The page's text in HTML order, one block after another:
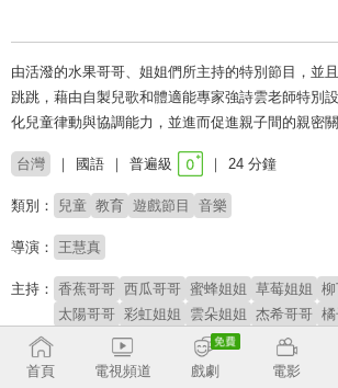
由活潑的水果哥哥、姐姐們所主持的特別節目，並
跳跳，藉由自製兒歌和體適能專家強詩雲老師特別
化兒童律動與協調能力，並進而促進親子間的親密關
台灣 國語 普遍級 24 分鐘
類別： 兒童 教育 遊戲節目 音樂
導演： 王慧真
主持： 香蕉哥哥 西瓜哥哥 蜜蜂姐姐 草莓姐姐
太陽哥哥 彩虹姐姐 雲朵姐姐 杰希哥哥 橘
櫻桃姐姐 番茄姐姐 YOYOMAN家族
# 學齡前 # YOYO家族
首頁 電視頻道 戲劇 電影